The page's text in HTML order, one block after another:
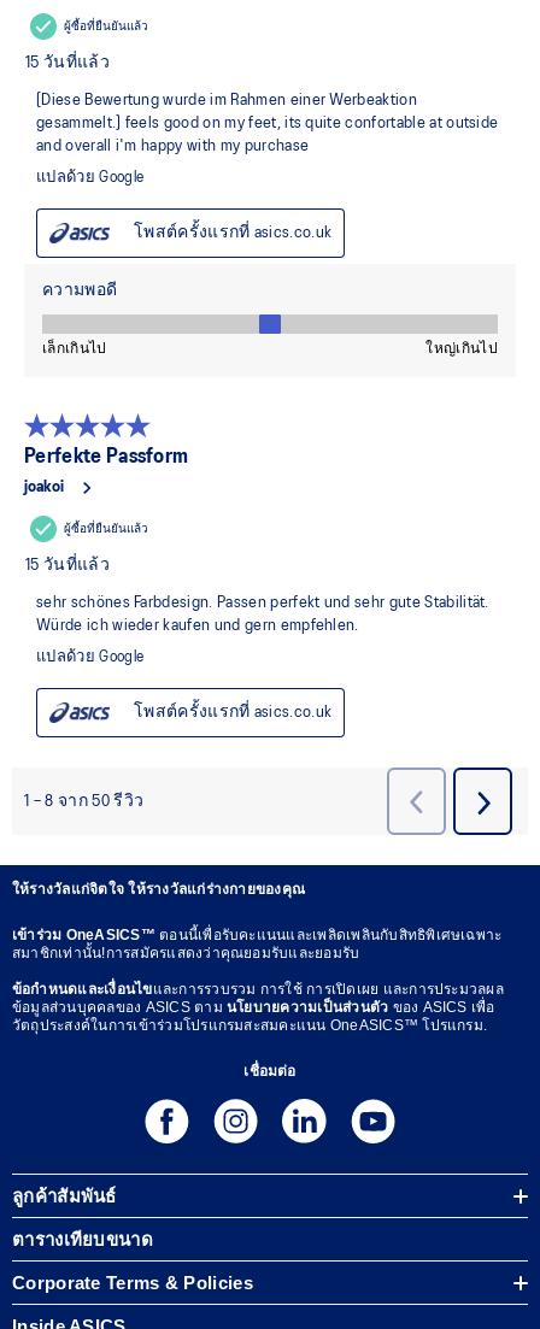
ให้รางวัลแก่จิตใจ ให้รางวัลแก่ร่างกายของคุณ
เข้าร่วม OneASICS™ตอนนี้เพื่อรับคะแนนและเพลิดเพลินกับสิทธิพิเศษเฉพาะ
สมาชิกเท่านั้น!การสมัครแสดงว่าคุณยอมรับและยอมรับ
ข้อกำหนดและเงื่อนไขและการรวบรวม การใช้ การเปิดเผย และการประมวลผล
ข้อมูลส่วนบุคคลของ ASICS ตาม นโยบายความเป็นส่วนตัว ของ ASICS เพื่อ
วัตถุประสงค์ในการเข้าร่วมโปรแกรมสะสมคะแนน OneASICS™ โปรแกรม.
เชื่อมต่อ
ลูกค้าสัมพันธ์
ตารางเทียบขนาด
Corporate Terms & Policies